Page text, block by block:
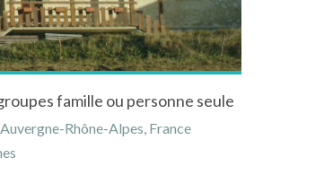
famille ou personne seule
Rhône-Alpes, France